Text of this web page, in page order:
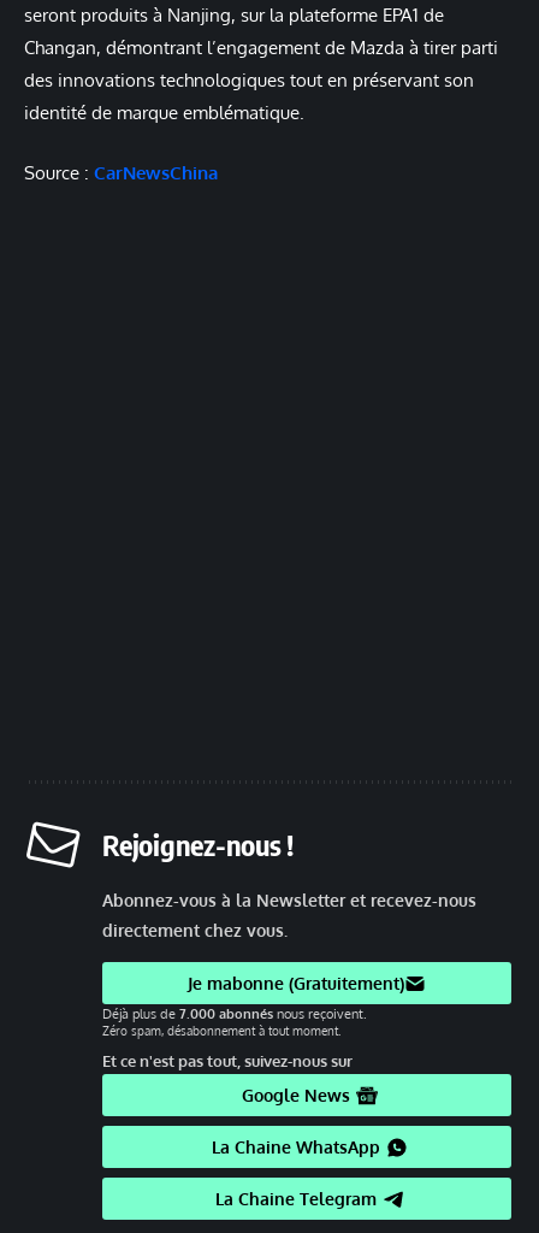
seront produits à Nanjing, sur la plateforme EPA1 de
Changan, démontrant l’engagement de Mazda à tirer parti
des innovations technologiques tout en préservant son
identité de marque emblématique.
Source : CarNewsChina
Rejoignez-nous !
Abonnez-vous à la Newsletter et recevez-nous
directement chez vous.
Je mabonne (Gratuitement)
Déjà plus de 7.000 abonnés nous reçoivent.
Zéro spam, désabonnement à tout moment.
Et ce n'est pas tout, suivez-nous sur
Google News
La Chaine WhatsApp
La Chaine Telegram